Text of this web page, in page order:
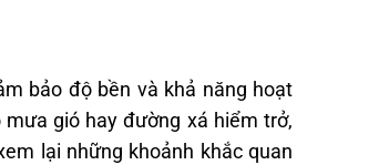
bảo độ bền và khả năng hoạt
gió hay đường xá hiểm trở,
lại những khoảnh khắc quan